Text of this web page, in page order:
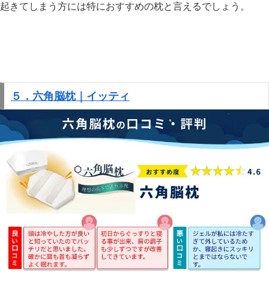
起きてしまう方には特におすすめの枕と言えるでしょう。
５．六角脳枕｜イッティ